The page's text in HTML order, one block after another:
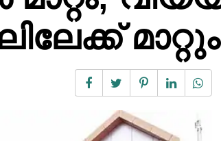
മാറ്റും